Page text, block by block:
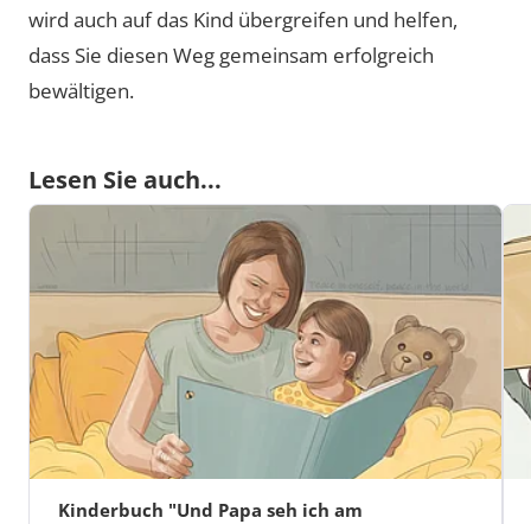
wird auch auf das Kind übergreifen und helfen,
dass Sie diesen Weg gemeinsam erfolgreich
bewältigen.
Lesen Sie auch...
Kinderbuch "Und Papa seh ich am